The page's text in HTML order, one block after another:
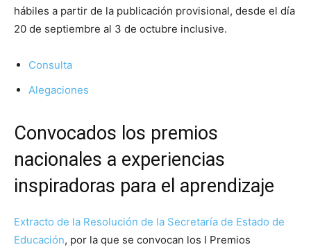
hábiles a partir de la publicación provisional, desde el día
20 de septiembre al 3 de octubre inclusive.
Consulta
Alegaciones
Convocados los premios
nacionales a experiencias
inspiradoras para el aprendizaje
Extracto de la Resolución de la Secretaría de Estado de
Educación, por la que se convocan los I Premios